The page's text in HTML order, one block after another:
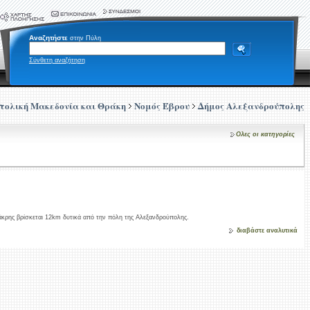
Αναζητήστε στην Πύλη
Σύνθετη αναζήτηση
Μακεδονία και Θράκη Νομός Έβρου Δήμος Αλεξανδρούπολης
Ολες οι κατηγορίες
βρίσκεται 12km δυτικά από την πόλη της Αλεξανδρούπολης.
διαβάστε αναλυτικά